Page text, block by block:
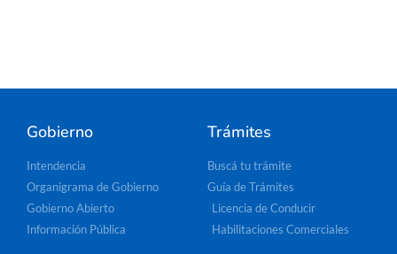
Gobierno
Intendencia
Organigrama de Gobierno
Gobierno Abierto
Información Pública
Trámites
Buscá tu trámite
Guía de Trámites
Licencia de Conducir
Habilitaciones Comerciales